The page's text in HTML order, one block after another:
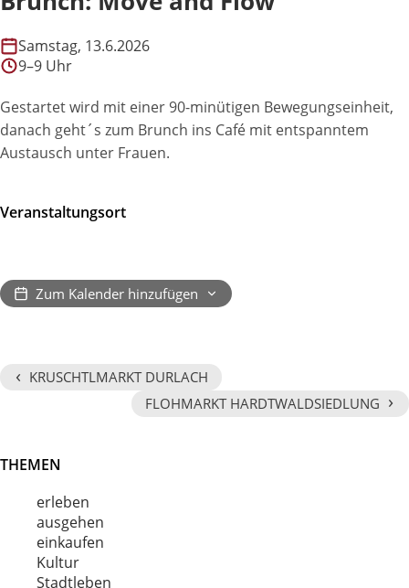
Samstag, 13.6.2026
9–9 Uhr
Gestartet wird mit einer 90-minütigen Bewegungseinheit,
danach geht´s zum Brunch ins Café mit entspanntem
Austausch unter Frauen.
Veranstaltungsort
Zum Kalender hinzufügen
‹ KRUSCHTLMARKT DURLACH
FLOHMARKT HARDTWALDSIEDLUNG ›
THEMEN
erleben
ausgehen
einkaufen
Kultur
Stadtleben